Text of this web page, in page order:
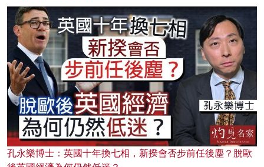
孔永樂博士：英國十年換七相，新揆會否步前任後塵？脫歐